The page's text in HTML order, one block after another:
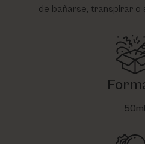
de bañarse, transpirar o
50ml